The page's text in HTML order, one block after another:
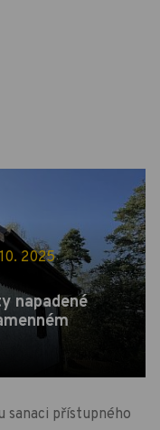
2025
napadené
sanaci přístupného